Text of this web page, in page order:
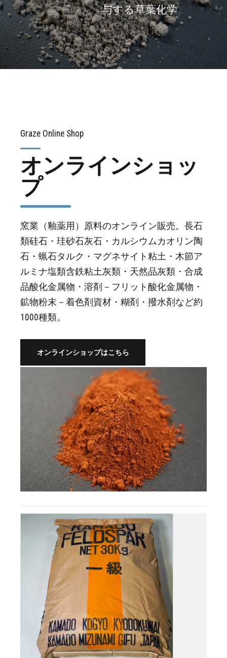
与する草葉化学
Graze Online Shop
オンラインショッ
プ
窯業（釉薬用）原料のオンライン販売。長石
類硅石・珪砂石灰石・カルシウムカオリン陶
石・蝋石タルク・マグネサイト粘土・木節ア
ルミナ塩類含鉄粘土灰類・天然品灰類・合成
品酸化金属物・溶剤－フリット酸化金属物・
鉱物粉末－着色剤資材・糊剤・撥水剤など約
1000種類。
オンラインショップはこちら